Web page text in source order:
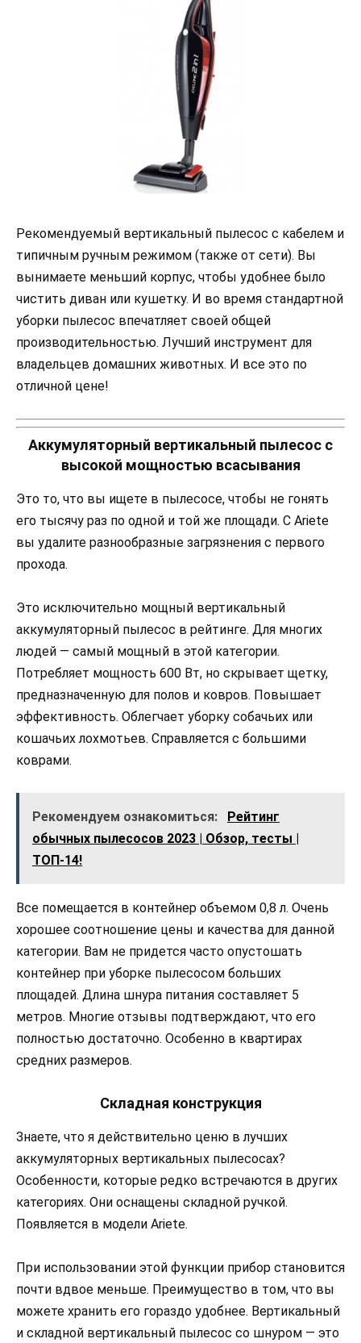
Рекомендуемый вертикальный пылесос с кабелем и
типичным ручным режимом (также от сети). Вы
вынимаете меньший корпус, чтобы удобнее было
чистить диван или кушетку. И во время стандартной
уборки пылесос впечатляет своей общей
производительностью. Лучший инструмент для
владельцев домашних животных. И все это по
отличной цене!
Аккумуляторный вертикальный пылесос с
высокой мощностью всасывания
Это то, что вы ищете в пылесосе, чтобы не гонять
его тысячу раз по одной и той же площади. С Ariete
вы удалите разнообразные загрязнения с первого
прохода.
Это исключительно мощный вертикальный
аккумуляторный пылесос в рейтинге. Для многих
людей — самый мощный в этой категории.
Потребляет мощность 600 Вт, но скрывает щетку,
предназначенную для полов и ковров. Повышает
эффективность. Облегчает уборку собачьих или
кошачьих лохмотьев. Справляется с большими
коврами.
Рекомендуем ознакомиться:
Рейтинг
обычных пылесосов 2023 | Обзор, тесты |
ТОП-14!
Все помещается в контейнер объемом 0,8 л. Очень
хорошее соотношение цены и качества для данной
категории. Вам не придется часто опустошать
контейнер при уборке пылесосом больших
площадей. Длина шнура питания составляет 5
метров. Многие отзывы подтверждают, что его
полностью достаточно. Особенно в квартирах
средних размеров.
Складная конструкция
Знаете, что я действительно ценю в лучших
аккумуляторных вертикальных пылесосах?
Особенности, которые редко встречаются в других
категориях. Они оснащены складной ручкой.
Появляется в модели Ariete.
При использовании этой функции прибор становится
почти вдвое меньше. Преимущество в том, что вы
можете хранить его гораздо удобнее. Вертикальный
и складной вертикальный пылесос со шнуром — это